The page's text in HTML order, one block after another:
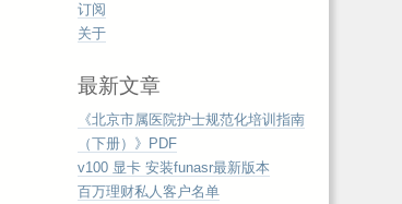
订阅
关于
最新文章
《北京市属医院护士规范化培训指南
（下册）》PDF
v100 显卡 安装funasr最新版本
百万理财私人客户名单